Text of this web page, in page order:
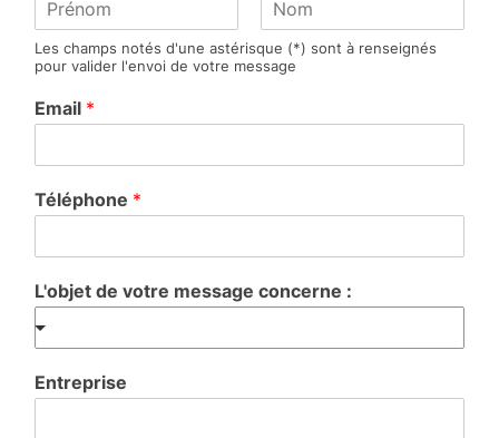
r
é
o
m
o
m
Les champs notés d'une astérisque (*) sont à renseignés
pour valider l'envoi de votre message
Email *
Téléphone *
L'objet de votre message concerne :
Entreprise